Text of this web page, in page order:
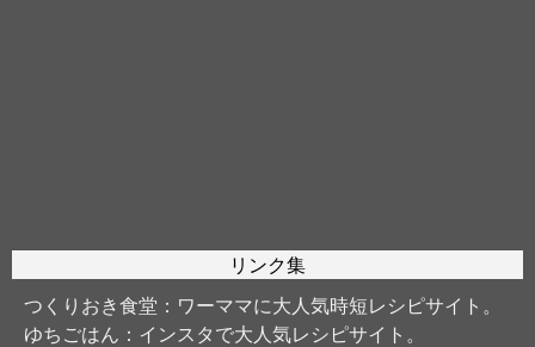
リンク集
つくりおき食堂 ：ワーママに大人気時短レシピサイト。
ゆちごはん ：インスタで大人気レシピサイト。